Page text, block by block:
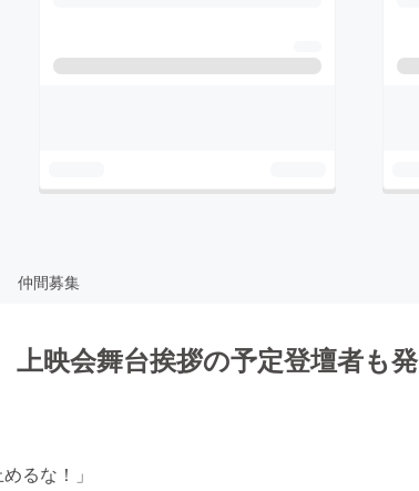
仲間募集
上映会舞台挨拶の予定登壇者も発
るな！」